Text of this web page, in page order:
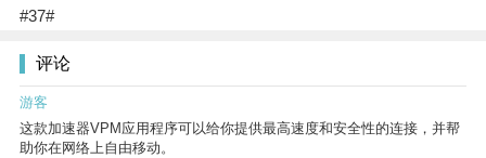
#37#
评论
游客
这款加速器VPM应用程序可以给你提供最高速度和安全性的连接，并帮
助你在网络上自由移动。